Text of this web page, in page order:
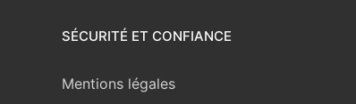
SÉCURITÉ ET CONFIANCE
Mentions légales